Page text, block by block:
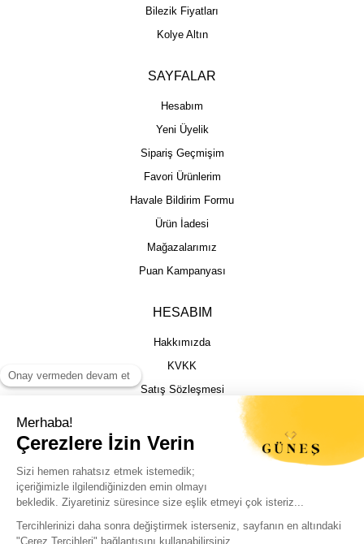
Sizin için en iyi deneyimi sunmak adına
Bilezik Fiyatları
Kolye Altın
SAYFALAR
Hesabım
Yeni Üyelik
Sipariş Geçmişim
Favori Ürünlerim
Havale Bildirim Formu
Ürün İadesi
Mağazalarımız
Puan Kampanyası
HESABIM
Hakkımızda
KVKK
Satış Sözleşmesi
İptal İade Şartları
Kargo Takibi